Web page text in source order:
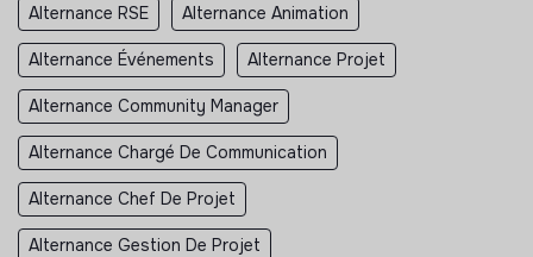
Alternance RSE Alternance Animation
Alternance Événements Alternance Projet
Alternance Community Manager
Alternance Chargé De Communication
Alternance Chef De Projet
Alternance Gestion De Projet